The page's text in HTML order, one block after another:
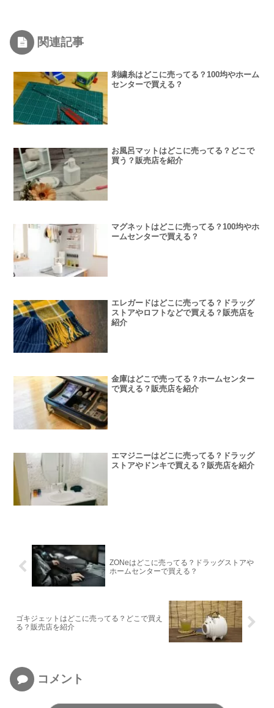
関連記事
刺繍糸はどこに売ってる？100均やホーム
センターで買える？
お風呂マットはどこに売ってる？どこで
買う？販売店を紹介
マグネットはどこに売ってる？100均やホ
ームセンターで買える？
エレガードはどこに売ってる？ドラッグ
ストアやロフトなどで買える？販売店を
紹介
金庫はどこで売ってる？ホームセンター
で買える？販売店を紹介
エマジニーはどこに売ってる？ドラッグ
ストアやドンキで買える？販売店を紹介
ZONeはどこに売ってる？ドラッグストアや
ホームセンターで買える？
ゴキジェットはどこに売ってる？どこで買え
る？販売店を紹介
コメント